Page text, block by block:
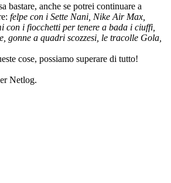
bastare, anche se potrei continuare a
felpe con i Sette Nani, Nike Air Max,
con i fiocchetti per tenere a bada i ciuffi,
gonne a quadri scozzesi, le tracolle Gola,
cose, possiamo superare di tutto!
Netlog.